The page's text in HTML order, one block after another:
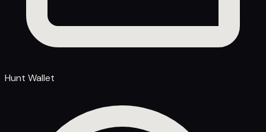
Hunt Wallet